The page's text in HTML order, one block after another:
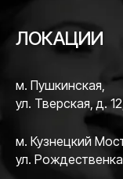
ЛОКАЦИИ
м. Пушкинская,
ул. Тверская, д.
м. Кузнецкий
ул.